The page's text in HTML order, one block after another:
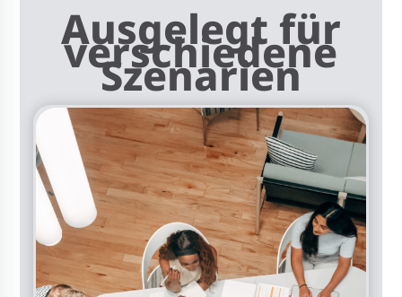
Ausgelegt für
verschiedene
Szenarien